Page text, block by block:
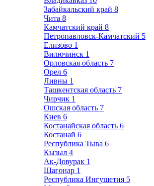
Забайкальский край 8
Чита 8
Камчатский край 8
Петропавловск-Камчатский 5
Елизово 1
Вилючинск 1
Орловская область 7
Орел 6
Ливны 1
Ташкентская область 7
Чирчик 1
Ошская область 7
Киев 6
Костанайская область 6
Костанай 6
Республика Тыва 6
Кызыл 4
Ак-Довурак 1
Шагонар 1
Республика Ингушетия 5